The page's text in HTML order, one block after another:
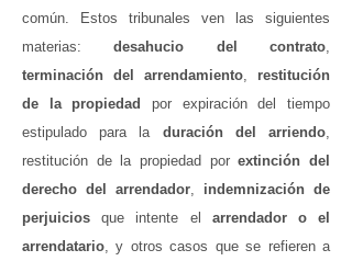
común. Estos tribunales ven las siguientes
materias:desahucio del contrato,
terminación del arrendamiento, restitución
de la propiedad
por expiración del tiempo
estipulado para la duración del arriendo,
restitución de la propiedad porextinción del
derecho del arrendador, indemnización de
perjuiciosque intente el arrendador o el
arrendatario, y otros casos que se refieren a